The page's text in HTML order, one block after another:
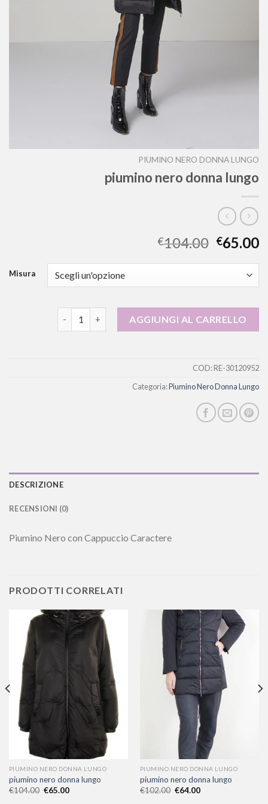
PIUMINO NERO DONNA LUNGO
piumino nero donna lungo
€104.00 €65.00
Misura
AGGIUNGI AL CARRELLO
COD:RE-30120952
Categoria:Piumino Nero Donna Lungo
DESCRIZIONE
RECENSIONI (0)
Piumino Nero con Cappuccio Caractere
PRODOTTI CORRELATI
PIUMINO NERO DONNA LUNGO
piumino nero donna lungo
€104.00 €65.00
PIUMINO NERO DONNA LUNGO
piumino nero donna lungo
€102.00 €64.00